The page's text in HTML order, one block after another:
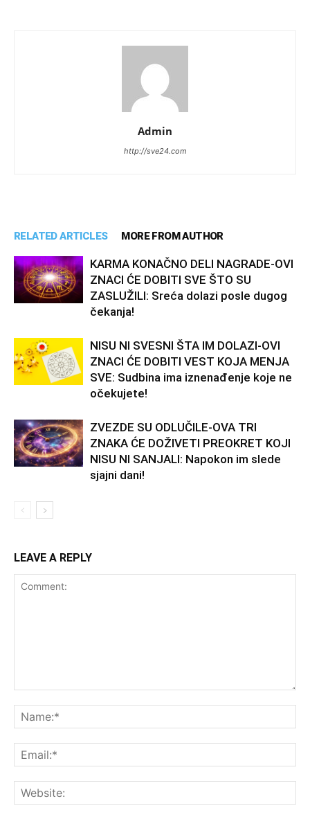
Admin
http://sve24.com
RELATED ARTICLES MORE FROM AUTHOR
KARMA KONAČNO DELI NAGRADE-OVI
ZNACI ĆE DOBITI SVE ŠTO SU
ZASLUŽILI: Sreća dolazi posle dugog
čekanja!
NISU NI SVESNI ŠTA IM DOLAZI-OVI
ZNACI ĆE DOBITI VEST KOJA MENJA
SVE: Sudbina ima iznenađenje koje ne
očekujete!
ZVEZDE SU ODLUČILE-OVA TRI
ZNAKA ĆE DOŽIVETI PREOKRET KOJI
NISU NI SANJALI: Napokon im slede
sjajni dani!
LEAVE A REPLY